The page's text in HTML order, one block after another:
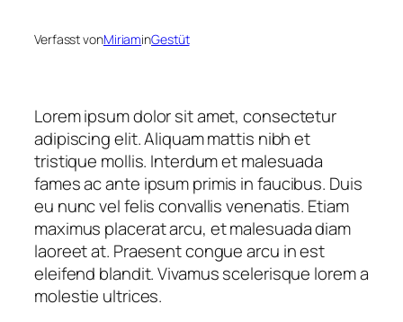
Verfasst vonMiriaminGestüt
Lorem ipsum dolor sit amet, consectetur
adipiscing elit. Aliquam mattis nibh et
tristique mollis. Interdum et malesuada
fames ac ante ipsum primis in faucibus. Duis
eu nunc vel felis convallis venenatis. Etiam
maximus placerat arcu, et malesuada diam
laoreet at. Praesent congue arcu in est
eleifend blandit. Vivamus scelerisque lorem a
molestie ultrices.